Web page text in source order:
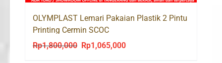
OLYMPLAST Lemari Pakaian Plastik 2 Pintu
Printing Cermin SCOC
Rp1,800,000
Original
Rp1,065,000Current